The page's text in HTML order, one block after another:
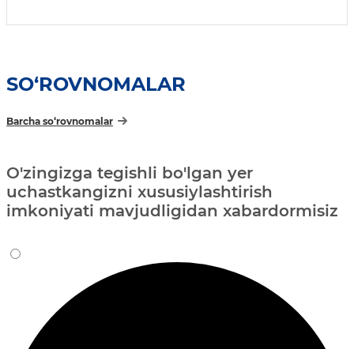
SO‘ROVNOMALAR
Barcha so‘rovnomalar
O'zingizga tegishli bo'lgan yer
uchastkangizni xususiylashtirish
imkoniyati mavjudligidan xabardormisiz